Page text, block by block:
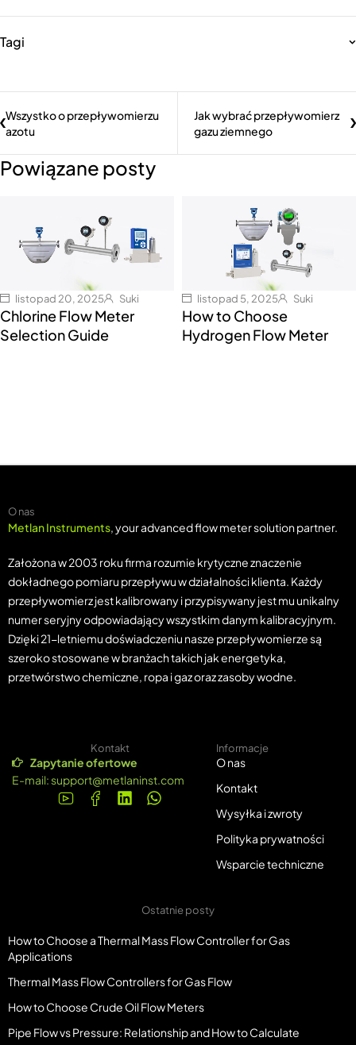
Tagi
Wszystko o przepływomierzu
azotu
Jak wybrać przepływomierz
gazu ziemnego
Powiązane posty
listopad 20, 2025 Suki
Chlorine Flow Meter
Selection Guide
listopad 5, 2025 Suki
How to Choose
Hydrogen Flow Meter
O nas
Metlan Instruments, your advanced flow meter solution partner.
Założona w 2003 roku firma rozumie krytyczne znaczenie
dokładnego pomiaru przepływu w działalności klienta. Każdy
przepływomierz jest kalibrowany i przypisywany jest mu unikalny
numer seryjny odpowiadający wszystkim danym kalibracyjnym.
Dzięki 21-letniemu doświadczeniu nasze przepływomierze są
szeroko stosowane w branżach takich jak energetyka,
przetwórstwo chemiczne, ropa i gaz oraz zasoby wodne.
Kontakt
Zapytanie ofertowe
E-mail:support@metlaninst.com
Informacje
O nas
Kontakt
Wysyłka i zwroty
Polityka prywatności
Wsparcie techniczne
Ostatnie posty
How to Choose a Thermal Mass Flow Controller for Gas
Applications
Thermal Mass Flow Controllers for Gas Flow
How to Choose Crude Oil Flow Meters
Pipe Flow vs Pressure: Relationship and How to Calculate